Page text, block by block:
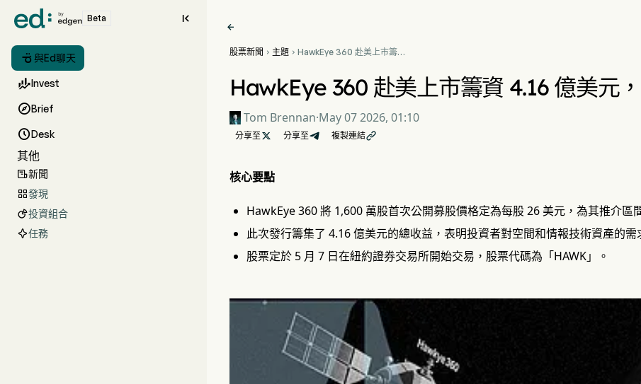
Beta 
 與Ed聊天
Invest
Brief
Desk
其他
新聞
發現
投資組合
任務

股票新聞  主題  HawkEye 360 赴美上市籌資
HawkEye 360 赴美上市籌資 4.16 億美元
Tom Brennan·May 07 2026, 01:10
分享至  分享至 複製連結
核心要點
HawkEye 360 將 1,600 萬股首次公開募股價格定為每股 26 美元，為其推介區
此次發行籌集了 4.16 億美元的總收益，表明投資者對空間和情報技術資產的需
股票定於 5 月 7 日在紐約證券交易所開始交易，股票代碼為「HAWK」。